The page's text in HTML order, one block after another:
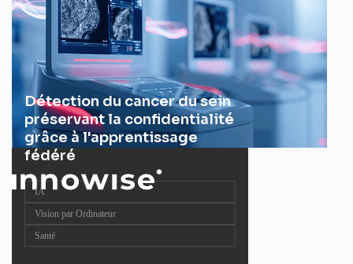
Détection du cancer du sein
préservant la confidentialité
grâce à l'apprentissage
fédéré
IA
Vision par Ordinateur
Santé